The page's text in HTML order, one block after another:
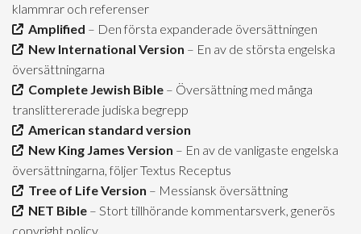
klammrar och referenser
Amplified – Den första expanderade översättningen
New International Version – En av de största engelska
översättningarna
Complete Jewish Bible – Översättning med många
translittererade judiska begrepp
American standard version
New King James Version – En av de vanligaste engelska
översättningarna, följer Textus Receptus
Tree of Life Version – Messiansk översättning
NET Bible – Stort tillhörande kommentarsverk, generös
copyright policy